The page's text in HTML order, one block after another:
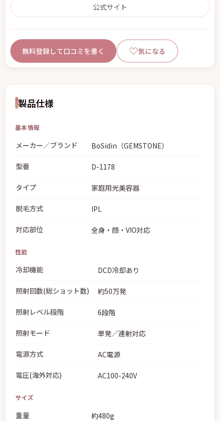
公式サイト
無料登録して口コミを書く ♡気になる
製品仕様
基本情報
メーカー／ブランド BoSidin（GEMSTONE）
型番 D-1178
タイプ 家庭用光美容器
脱毛方式 IPL
対応部位 全身・顔・VIO対応
性能
冷却機能 DCD冷却あり
照射回数(総ショット数) 約50万発
照射レベル段階 6段階
照射モード 単発／連射対応
電源方式 AC電源
電圧(海外対応) AC100-240V
サイズ
重量 約480g